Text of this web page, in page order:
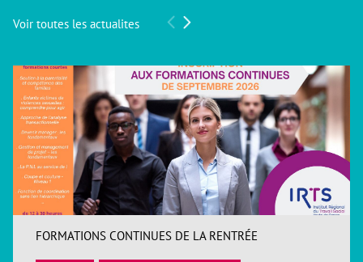
Voir toutes les actualites
FORMATIONS CONTINUES DE LA RENTRÉE